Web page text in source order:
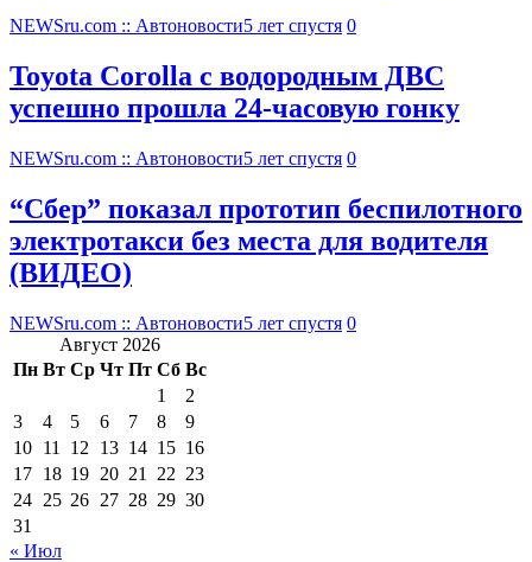
NEWSru.com :: Автоновости5 лет спустя 0
Toyota Corolla с водородным ДВС
успешно прошла 24-часовую гонку
NEWSru.com :: Автоновости5 лет спустя 0
“Сбер” показал прототип беспилотного
электротакси без места для водителя
(ВИДЕО)
NEWSru.com :: Автоновости5 лет спустя 0
Август 2026
Пн Вт Ср Чт Пт Сб Вс
1
2
3
4 5 6 7 8
9
10 11 12 13 14 15 16
17 18 19 20 21 22 23
24 25 26 27 28 29 30
31
« Июл